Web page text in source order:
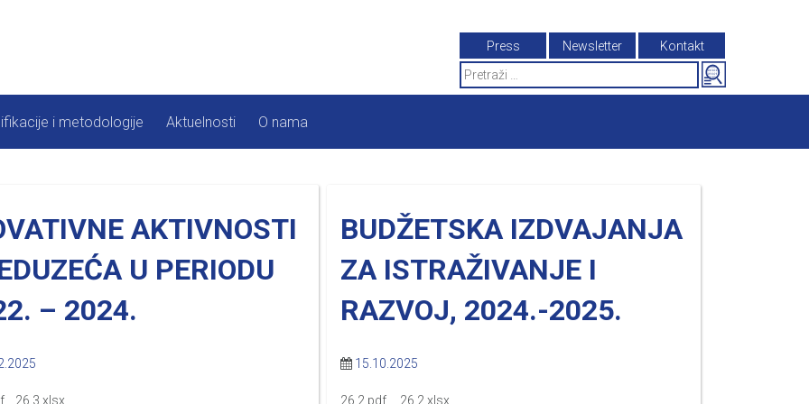
Press Newsletter
Kontakt
Search
for:
i metodologije Aktuelnosti O nama
AKTIVNOSTI
U PERIODU
– 2024.
26.3.xlsx
BUDŽETSKA IZDVAJANJA
ZA ISTRAŽIVANJE I
RAZVOJ, 2024.-2025.
15.10.2025
26.2.pdf 26.2.xlsx